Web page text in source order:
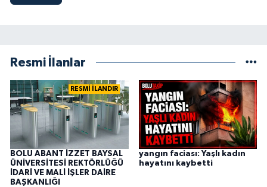
Resmi İlanlar
RESMİ İLANDIR
BOLU ABANT İZZET BAYSAL
ÜNİVERSİTESİ REKTÖRLÜĞÜ
İDARİ VE MALİ İŞLER DAİRE
BAŞKANLIĞI
yangın faciası: Yaşlı kadın
hayatını kaybetti